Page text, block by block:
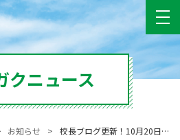
クニュース
お知らせ 校長ブログ更新！10月20日（火）